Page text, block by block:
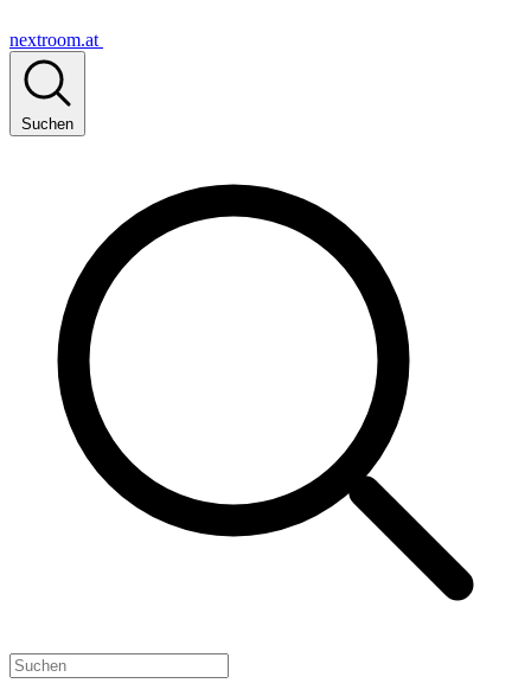
nextroom.at
Suchen